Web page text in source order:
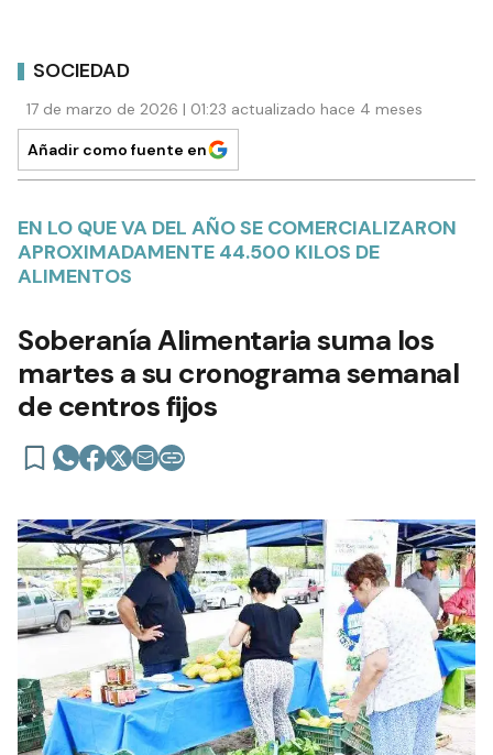
SOCIEDAD
17 de marzo de 2026 | 01:23 actualizado hace 4 meses
Añadir como fuente en
EN LO QUE VA DEL AÑO SE COMERCIALIZARON
APROXIMADAMENTE 44.500 KILOS DE
ALIMENTOS
Soberanía Alimentaria suma los
martes a su cronograma semanal
de centros fijos